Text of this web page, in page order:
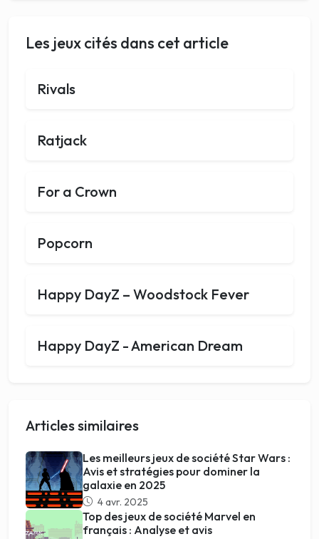
Les jeux cités dans cet article
Rivals
Ratjack
For a Crown
Popcorn
Happy DayZ – Woodstock Fever
Happy DayZ - American Dream
Articles similaires
Les meilleurs jeux de société Star Wars :
Avis et stratégies pour dominer la
galaxie en 2025
4 avr. 2025
Top des jeux de société Marvel en
français : Analyse et avis